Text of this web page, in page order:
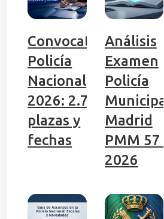
Convocatoria
Policía
Nacional
2026: 2.704
plazas y
fechas
Análisis
Examen
Policía
Municipal
Madrid
PMM 57 |
2026